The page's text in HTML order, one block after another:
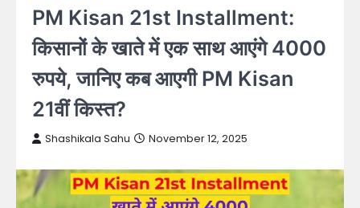
PM Kisan 21st Installment:
किसानों के खाते में एक साथ आएंगे 4000
रुपये, जानिए कब आएगी PM Kisan
21वीं किस्त?
Shashikala Sahu November 12, 2025